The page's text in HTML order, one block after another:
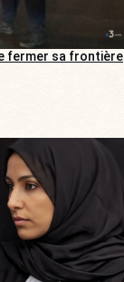
fermer sa frontière